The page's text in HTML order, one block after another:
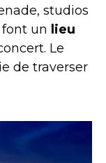
studios
un lieu
Le
de traverser